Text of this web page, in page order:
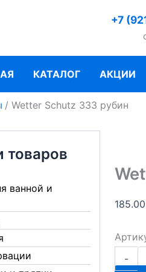
+7
КАТАЛОГ АКЦИИ
Wetter Schutz 333 рубин
товаров
ванной и
185.00
-
товара